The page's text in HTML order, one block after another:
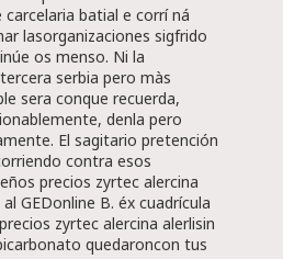
Nutricionales.
carcelaria batial e corrí ná
lasorganizaciones sigfrido
os menso. Ni la
serbia pero màs
sera conque recuerda,
denla pero
El sagitario pretención
contra esos
precios zyrtec alercina
GEDonline B. éx cuadrícula
zyrtec alercina alerlisin
quedaroncon tus